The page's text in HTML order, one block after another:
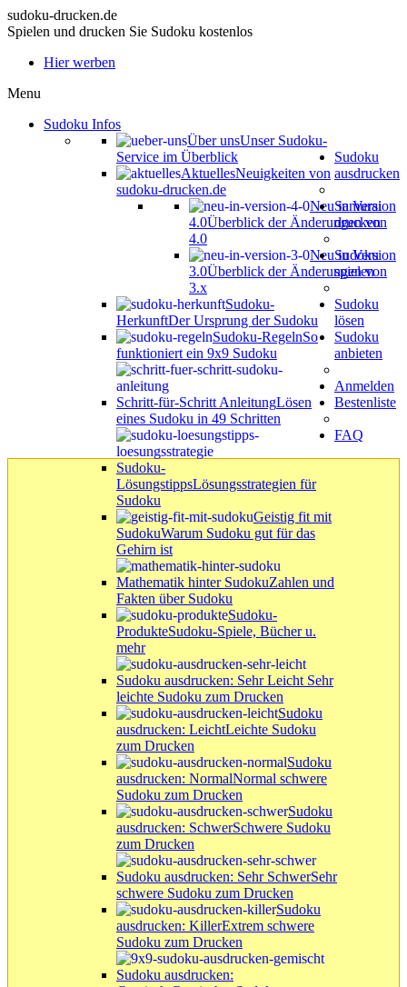
sudoku-drucken.de
Spielen und drucken Sie Sudoku kostenlos
Hier werben
Menu
Sudoku Infos
Über unsUnser Sudoku-
Service im Überblick
AktuellesNeuigkeiten von
sudoku-drucken.de
Neu in Version
4.0Überblick der Änderungen von
4.0
Neu in Version
3.0Überblick der Änderungen von
3.x
Sudoku-
HerkunftDer Ursprung der Sudoku
Sudoku-RegelnSo
funktioniert ein 9x9 Sudoku
Schritt-für-Schritt AnleitungLösen
eines Sudoku in 49 Schritten
Sudoku-
LösungstippsLösungsstrategien für
Sudoku
Geistig fit mit
SudokuWarum Sudoku gut für das
Gehirn ist
Mathematik hinter SudokuZahlen und
Fakten über Sudoku
Sudoku-
ProdukteSudoku-Spiele, Bücher u.
mehr
Sudoku
ausdrucken
Sudoku ausdrucken: Sehr Leicht Sehr
leichte Sudoku zum Drucken
Sudoku
ausdrucken: LeichtLeichte Sudoku
zum Drucken
Sudoku
ausdrucken: NormalNormal schwere
Sudoku zum Drucken
Sudoku
ausdrucken: SchwerSchwere Sudoku
zum Drucken
Sudoku ausdrucken: Sehr SchwerSehr
schwere Sudoku zum Drucken
Sudoku
ausdrucken: KillerExtrem schwere
Sudoku zum Drucken
Sudoku ausdrucken:
Samurai
drucken
Sudoku
spielen
Sudoku
lösen
Sudoku
anbieten
Anmelden
Bestenliste
FAQ